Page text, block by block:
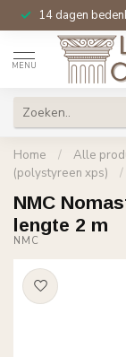
14 dagen
MENU
Home / Alle
(polystyreen xps)
/
NMC
lengte 2 m
NMC